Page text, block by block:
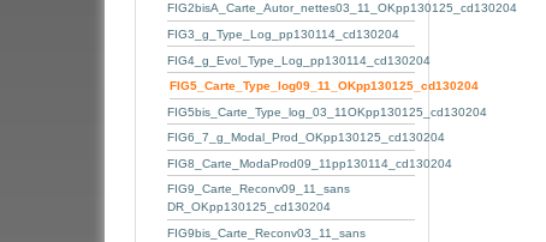
FIG2bisA_Carte_Autor_nettes03_11_OKpp130125_cd130204
FIG3_g_Type_Log_pp130114_cd130204
FIG4_g_Evol_Type_Log_pp130114_cd130204
FIG5_Carte_Type_log09_11_OKpp130125_cd130204
FIG5bis_Carte_Type_log_03_11OKpp130125_cd130204
FIG6_7_g_Modal_Prod_OKpp130125_cd130204
FIG8_Carte_ModaProd09_11pp130114_cd130204
FIG9_Carte_Reconv09_11_sans
DR_OKpp130125_cd130204
FIG9bis_Carte_Reconv03_11_sans